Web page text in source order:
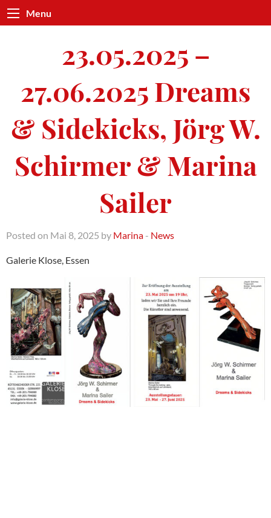
Menu
23.05.2025 –
27.06.2025 Dreams
& Sidekicks, Jörg W.
Schirmer & Marina
Sailer
Posted on Mai 8, 2025 by Marina - News
Galerie Klose, Essen